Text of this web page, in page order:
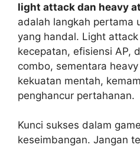
light attack dan heavy
adalah langkah pertama
yang handal. Light
kecepatan, efisiensi AP,
combo, sementara
kekuatan mentah,
penghancur pertahanan.
Kunci sukses dalam
keseimbangan. Jangan